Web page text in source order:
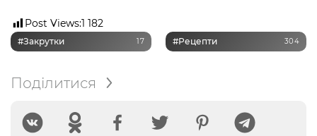
Post Views:1 182
#закрутки 17 #рецепти 304
Поділитися